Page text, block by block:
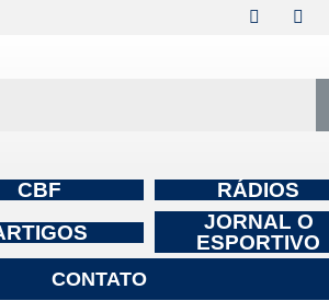
CBF
RÁDIOS
JORNAL O
ESPORTIVO
CONTATO